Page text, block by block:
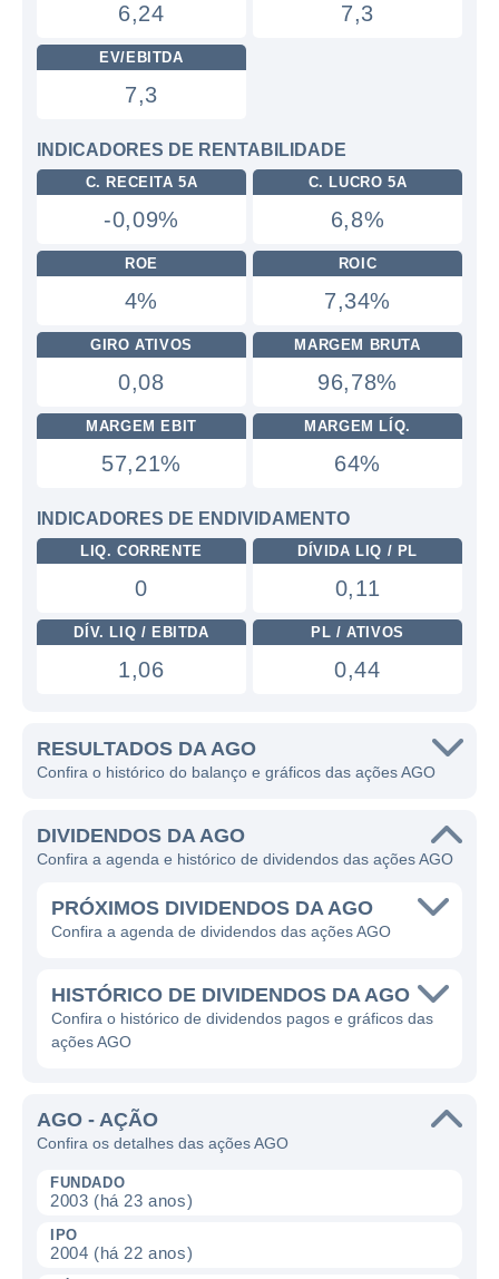
6,24 7,3
EV/EBITDA
7,3
INDICADORES DE RENTABILIDADE
C. RECEITA 5A
-0,09%
C. LUCRO 5A
6,8%
ROE
4%
ROIC
7,34%
GIRO ATIVOS
0,08
MARGEM BRUTA
96,78%
MARGEM EBIT
57,21%
MARGEM LÍQ.
64%
INDICADORES DE ENDIVIDAMENTO
LIQ. CORRENTE
0
DÍVIDA LIQ / PL
0,11
DÍV. LIQ / EBITDA
1,06
PL / ATIVOS
0,44
RESULTADOS DA AGO
Confira o histórico do balanço e gráficos das ações AGO
DIVIDENDOS DA AGO
Confira a agenda e histórico de dividendos das ações AGO
PRÓXIMOS DIVIDENDOS DA AGO
Confira a agenda de dividendos das ações AGO
HISTÓRICO DE DIVIDENDOS DA AGO
Confira o histórico de dividendos pagos e gráficos das
ações AGO
AGO - AÇÃO
Confira os detalhes das ações AGO
FUNDADO
2003 (há 23 anos)
IPO
2004 (há 22 anos)